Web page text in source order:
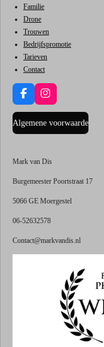
Familie
Drone
Trouwen
Bedrijfspromotie
Tarieven
Contact
F
a
e
b
k
I
n
t
a
a
Algemene voorwaarde
Mark van Dis
Burgemeester Poortstraat 17
5066 GE Moergestel
06-52632578
Contact@markvandis.nl